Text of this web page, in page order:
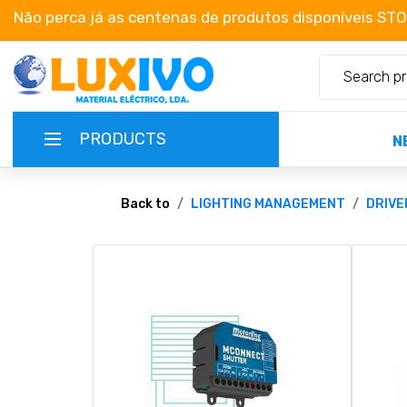
Não perca já as centenas de produtos disponíveis
PRODUCTS
NEW-PRODUCTS
TERMS OF SERVICE
Back to LIGHTING MANAGEMENT